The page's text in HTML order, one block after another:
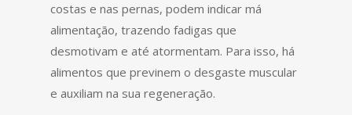
costas e nas pernas, podem indicar má
alimentação, trazendo fadigas que
desmotivam e até atormentam. Para isso, há
alimentos que previnem o desgaste muscular
e auxiliam na sua regeneração.